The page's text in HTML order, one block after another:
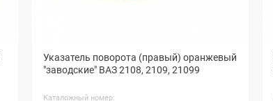
хэтчбек (ВАЗ 21724),
Лада Гранта седан
Указатель поворота (правый) оранжевый
"заводские" ВАЗ 2108, 2109, 21099
Каталожный номер: